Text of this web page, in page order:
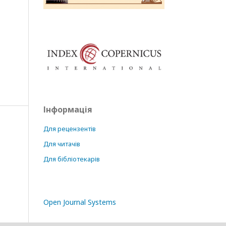
Інформація
Для рецензентів
Для читачів
Для бібліотекарів
Open Journal Systems